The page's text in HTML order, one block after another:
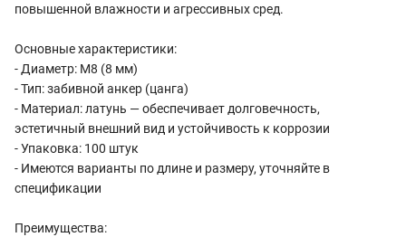
повышенной влажности и агрессивных сред.
Основные характеристики:
- Диаметр: М8 (8 мм)
- Тип: забивной анкер (цанга)
- Материал: латунь — обеспечивает долговечность,
эстетичный внешний вид и устойчивость к коррозии
- Упаковка: 100 штук
- Имеются варианты по длине и размеру, уточняйте в
спецификации
Преимущества: